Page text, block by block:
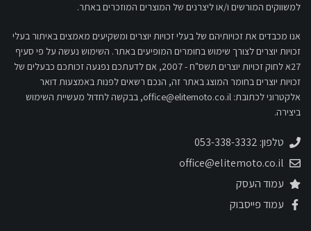
למשווקים המורשים ו/או ליצרנים של המוצרים המוזכרים באתר.
אנו מכבדים את זכויותיהם של בעלי זכויות יוצרים ומשקיעים מאמצים באיתור בעלי
זכויות יוצרים לצורך שימוש בחומרים המופיעים באתר. השימוש נעשה על פי סעיף
27א לחוק זכויות יוצרים תשס"ח - 2007, אם לדעתכם נפגעה זכותכם כבעלים של
זכויות יוצרים בחומר המוצג באתר זה, הנכם רשאים לפנות באמצעות דואר
אלקטרוני לכתובת: office@elitemoto.co.il, בבקשה לחדול מעשיית השימוש
ביצירה.
טלפון: 053-338-3332
office@elitemoto.co.il
עמוד העסק
עמוד פייסבוק